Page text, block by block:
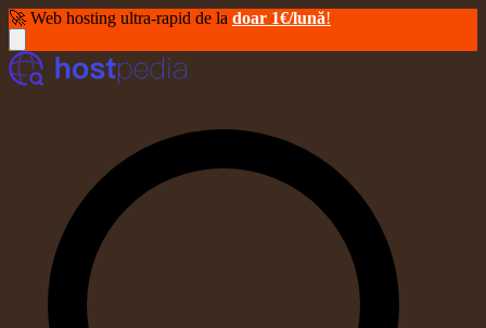
🚀 Web hosting ultra-rapid de la doar 1€/lună!